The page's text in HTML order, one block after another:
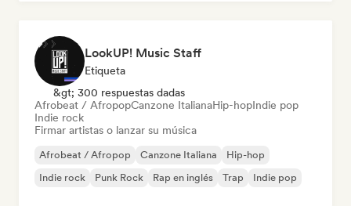
LookUP! Music Staff
Etiqueta
&gt; 300 respuestas dadas
Afrobeat / AfropopCanzone ItalianaHip-hopIndie pop
Indie rock
Firmar artistas o lanzar su música
Afrobeat / Afropop Canzone Italiana
Hip-hop
Indie rock
Punk Rock Rap en inglés Trap Indie pop